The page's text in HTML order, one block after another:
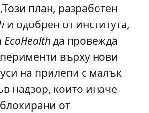
​​план, разработен
и одобрен от института,
EcoHealth да провежда
върху нови
на прилепи с малък
надзор, които иначе
от